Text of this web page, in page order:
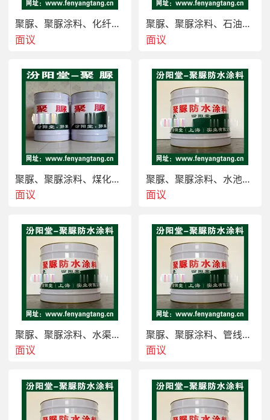
聚脲防水防腐涂料，具有良好的防水性、耐化学腐蚀
性能、耐酸碱盐。汾阳堂品牌：聚脲防水涂料、聚脲
防腐涂料、聚脲涂料、聚脲防水防腐涂料使用寿命
长、施工方便。性能异常优异。
聚脲防水防腐涂料??????????????
适用于：耐腐蚀涂
聚脲、聚脲涂料、化纤专用聚脲防水防腐防护涂料
面议
聚脲、聚脲涂料、石油化工专用聚脲防水防腐防护涂料
面议
聚脲、聚脲涂料、煤化工专用聚脲防水防腐防护涂料
面议
聚脲、聚脲涂料、水池专用聚脲防水防腐防护涂料
面议
聚脲、聚脲涂料、水渠专用聚脲防水防腐防护涂料
面议
聚脲、聚脲涂料、管线专用聚脲防水防腐防护涂料
面议